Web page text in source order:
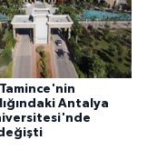
Antalya